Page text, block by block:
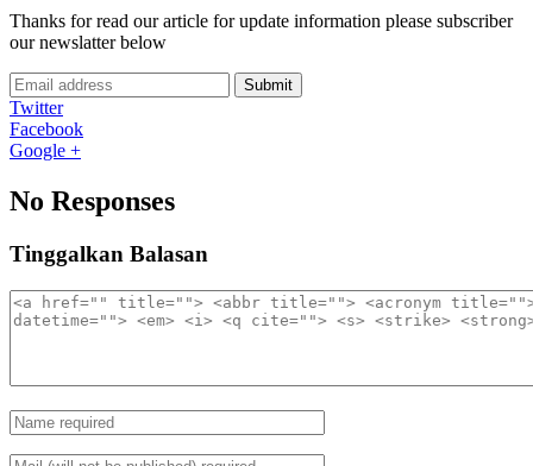
Thanks for read our article for update information please subscriber
our newslatter below
Submit
Twitter
Facebook
Google +
No Responses
Tinggalkan Balasan